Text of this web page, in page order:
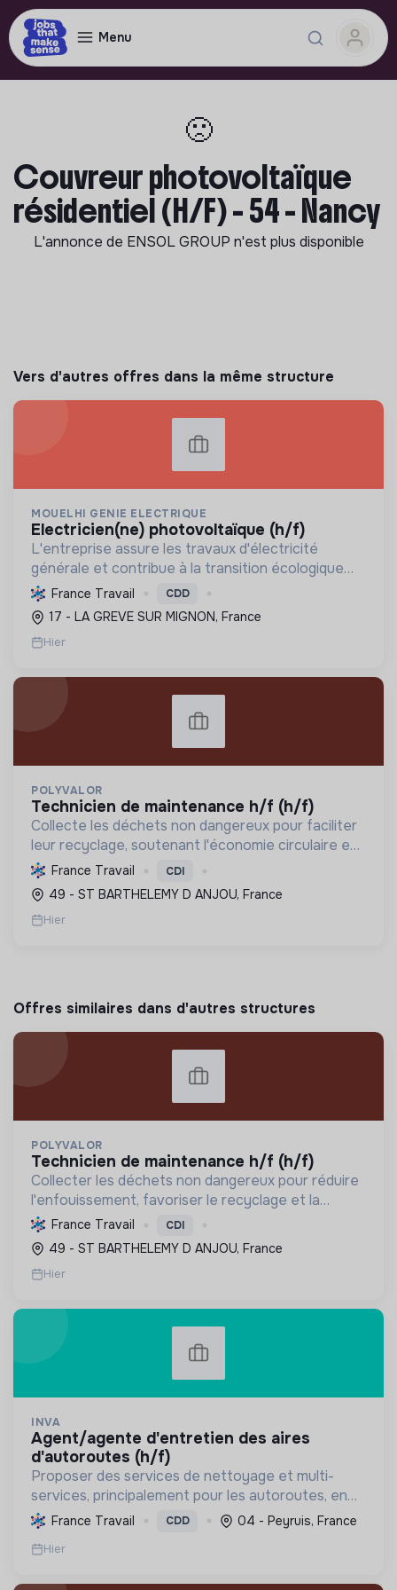
Menu
🙁
Couvreur photovoltaïque
résidentiel (H/F) - 54 - Nancy
L'annonce de ENSOL GROUP n'est plus disponible
Vers d'autres offres dans la même structure
MOUELHI GENIE ELECTRIQUE
electricien(ne) photovoltaïque (h/f)
L'entreprise assure les travaux d'électricité
générale et contribue à la transition écologique
par l'installation de systèmes photovoltaïques,
favorisant ainsi une énergie plus durable.
France Travail CDD
17 - LA GREVE SUR MIGNON, France
Hier
POLYVALOR
technicien de maintenance h/f (h/f)
Collecte les déchets non dangereux pour faciliter
leur recyclage, soutenant l'économie circulaire et
la réduction de l'empreinte environnementale via
une gestion efficace et des équipements
performant...
France Travail CDI
49 - ST BARTHELEMY D ANJOU, France
Hier
Offres similaires dans d'autres structures
POLYVALOR
technicien de maintenance h/f (h/f)
Collecter les déchets non dangereux pour réduire
l'enfouissement, favoriser le recyclage et la
valorisation, et préserver les ressources
naturelles, contribuant ainsi à l'économie circulaire
et à la t...
France Travail CDI
49 - ST BARTHELEMY D ANJOU, France
Hier
INVA
agent/agente d'entretien des aires
d'autoroutes (h/f)
Proposer des services de nettoyage et multi-
services, principalement pour les autoroutes, en
France. Favoriser l'inclusion sociale et
professionnelle, et contribuer à la préservation de
l'environnemen...
France Travail CDD 04 - Peyruis, France
Hier